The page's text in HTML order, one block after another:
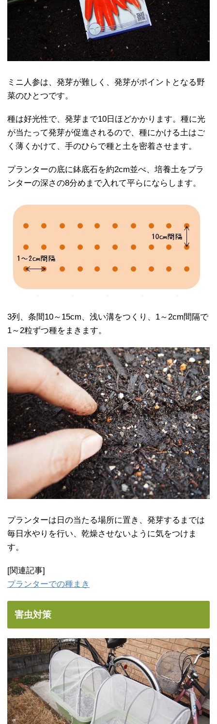
ミニ人参は、発芽が難しく、発芽がポイントとなる野
菜のひとつです。
種は好光性で、発芽まで10日ほどかかります。種に光
が当たって発芽が促進されるので、種にかける土はご
く薄くかけて、手のひらで種と土を密着させます。
プランターの底に鉢底石を約2cm並べ、培養土をプラ
ンターの深さの8分めまで入れて平らにならします。
3列、条間10～15cm、浅い溝をつくり、1～2cm間隔で
1～2粒ずつ種をまきます。
プランターは日の当たる場所に置き、発芽するまでは
毎日水やりを行い、乾燥させないように気をつけま
す。
[関連記事]
プランターでの種まき
害虫対策